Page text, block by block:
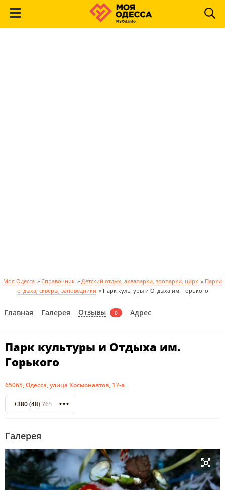
Моя Одесса » Справочник » Детский отдых, аквапарки, зоопарки, цирк » Парки
отдыха, скверы, заповедники » Парк культуры и Отдыха им. Горького
Главная Галерея Отзывы 0 Адрес
Парк культуры и Отдыха им.
Горького
65065, Одесса, улица Космонавтов, 17-а
+380 (48) 765-38-58
Галерея